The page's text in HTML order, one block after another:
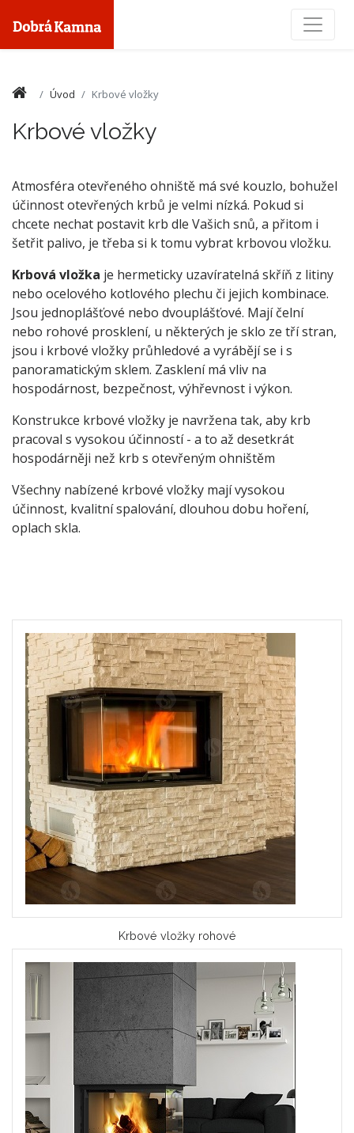
Úvod Krbové vložky
Krbové vložky
Atmosféra otevřeného ohniště má své kouzlo, bohužel
účinnost otevřených krbů je velmi nízká. Pokud si
chcete nechat postavit krb dle Vašich snů, a přitom i
šetřit palivo, je třeba si k tomu vybrat krbovou vložku.
Krbová vložka je hermeticky uzavíratelná skříň z litiny
nebo ocelového kotlového plechu či jejich kombinace.
Jsou jednoplášťové nebo dvouplášťové. Mají čelní
nebo rohové prosklení, u některých je sklo ze tří stran,
jsou i krbové vložky průhledové a vyrábějí se i s
panoramatickým sklem. Zasklení má vliv na
hospodárnost, bezpečnost, výhřevnost i výkon.
Konstrukce krbové vložky je navržena tak, aby krb
pracoval s vysokou účinností - a to až desetkrát
hospodárněji než krb s otevřeným ohništěm
Všechny nabízené krbové vložky mají vysokou
účinnost, kvalitní spalování, dlouhou dobu hoření,
oplach skla.
Krbové vložky rohové